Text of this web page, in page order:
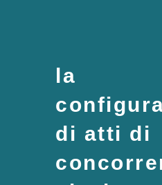
la
di atti di